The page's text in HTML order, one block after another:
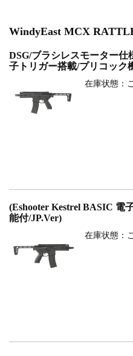
WindyEast MCX
DSG/ブラシレスモーター仕
子トリガー搭載/プリコック
在庫状態 :
(Eshooter Kestrel BASIC 電
能付/JP.Ver)
在庫状態 :